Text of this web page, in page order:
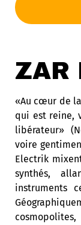
ZAR
«Au cœur de
qui est reine,
libérateur»
voire
Electrik
synthés,
instruments